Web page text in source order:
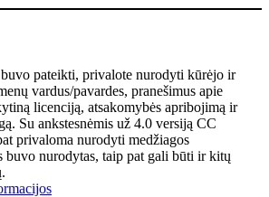
pateikti, privalote nurodyti kūrėjo ir
vardus/pavardes, pranešimus apie
licenciją, atsakomybės apribojimą ir
Su ankstesnėmis už 4.0 versiją CC
privaloma nurodyti medžiagos
buvo nurodytas, taip pat gali būti ir kitų